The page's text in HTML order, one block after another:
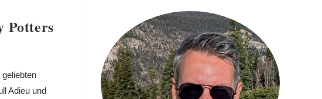
Potters
Adieu und